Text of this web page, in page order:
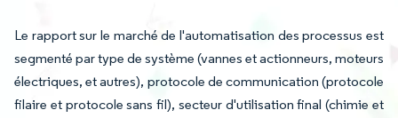
Le rapport sur le marché de l'automatisation des processus est
segmenté par type de système (vannes et actionneurs, moteurs
électriques, et autres), protocole de communication (protocole
filaire et protocole sans fil), secteur d'utilisation final (chimie et